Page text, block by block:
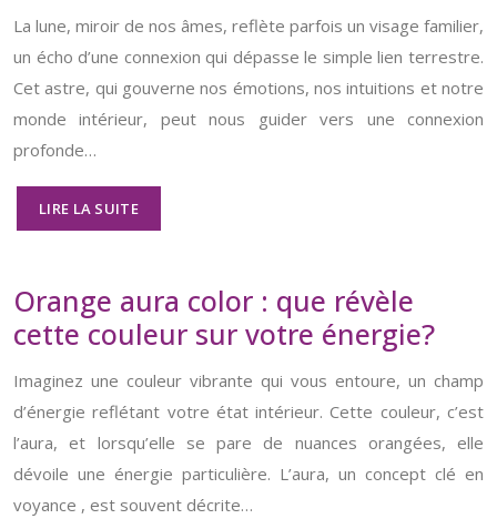
La lune, miroir de nos âmes, reflète parfois un visage familier,
un écho d’une connexion qui dépasse le simple lien terrestre.
Cet astre, qui gouverne nos émotions, nos intuitions et notre
monde intérieur, peut nous guider vers une connexion
profonde…
LIRE LA SUITE
Orange aura color : que révèle
cette couleur sur votre énergie?
Imaginez une couleur vibrante qui vous entoure, un champ
d’énergie reflétant votre état intérieur. Cette couleur, c’est
l’aura, et lorsqu’elle se pare de nuances orangées, elle
dévoile une énergie particulière. L’aura, un concept clé en
voyance , est souvent décrite…